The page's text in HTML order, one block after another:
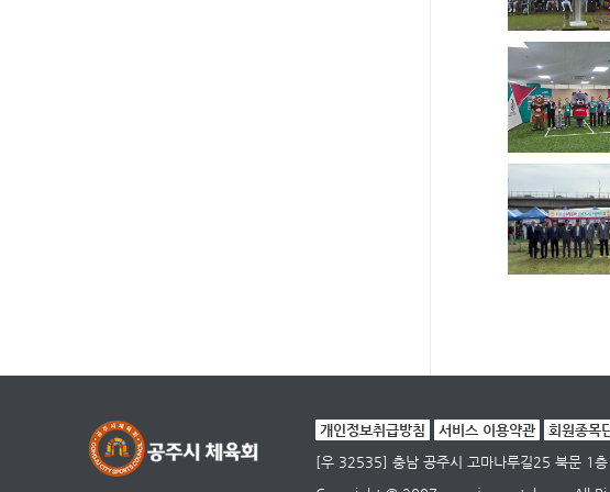
개인정보취급방침 서비스 이용약관
회원종목
[우 32535] 충남 공주시 고마나루길25 북문 1층